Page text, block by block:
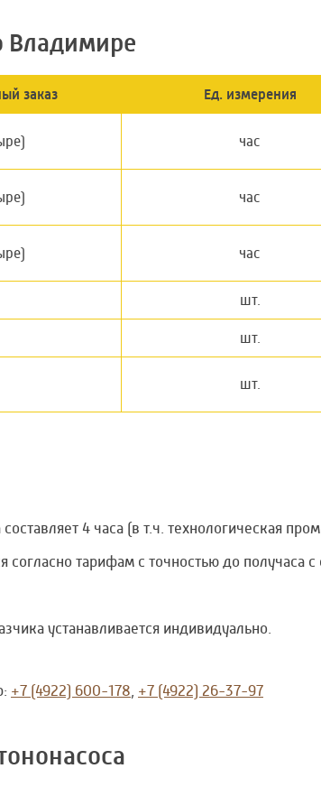
Владимире
заказ Ед. измерения
час
час
час
шт.
шт.
шт.
4 часа (в т.ч. технологическая
согласно тарифам с точностью до получаса
устанавливается индивидуально.
+7 (4922) 600-178 +7 (4922) 26-37-97